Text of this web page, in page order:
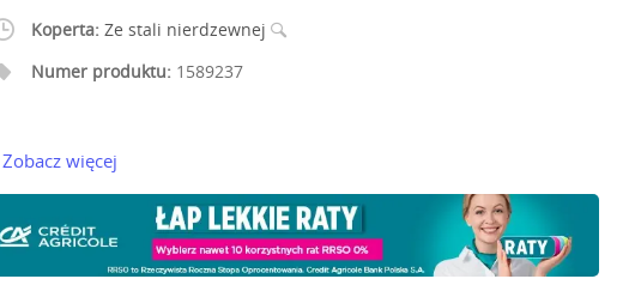
Koperta: Ze stali nierdzewnej
Numer produktu: 1589237
Zobacz więcej